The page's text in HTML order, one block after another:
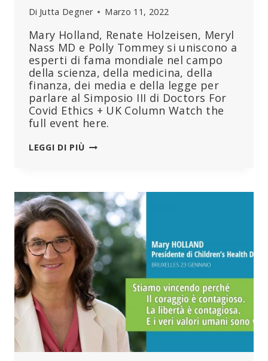
Di Jutta Degner Marzo 11, 2022
Mary Holland, Renate Holzeisen, Meryl
Nass MD e Polly Tommey si uniscono a
esperti di fama mondiale nel campo
della scienza, della medicina, della
finanza, dei media e della legge per
parlare al Simposio III di Doctors For
Covid Ethics + UK Column Watch the
full event here.
LEGGI DI PIÙ“NON
DRACONIANE,
ORGANIZZATEVI,
DOVETE
TROVARE
LA
VOSTRA
TRIBÙ,
MA
NON
CONFORMATEVI